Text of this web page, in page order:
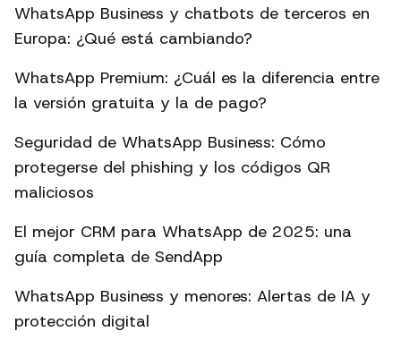
WhatsApp Business y chatbots de terceros en
Europa: ¿Qué está cambiando?
WhatsApp Premium: ¿Cuál es la diferencia entre
la versión gratuita y la de pago?
Seguridad de WhatsApp Business: Cómo
protegerse del phishing y los códigos QR
maliciosos
El mejor CRM para WhatsApp de 2025: una
guía completa de SendApp
WhatsApp Business y menores: Alertas de IA y
protección digital